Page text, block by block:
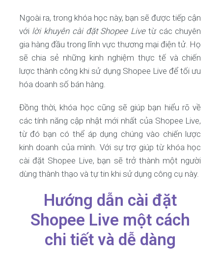
Ngoài ra, trong khóa học này, bạn sẽ được tiếp cận
với lời khuyên cài đặt Shopee Livetừ các chuyên
gia hàng đầu trong lĩnh vực thương mại điện tử. Họ
sẽ chia sẻ những kinh nghiệm thực tế và chiến
lược thành công khi sử dụng Shopee Live để tối ưu
hóa doanh số bán hàng.
Đồng thời, khóa học cũng sẽ giúp bạn hiểu rõ về
các tính năng cập nhật mới nhất của Shopee Live,
từ đó bạn có thể áp dụng chúng vào chiến lược
kinh doanh của mình. Với sự trợ giúp từ khóa học
cài đặt Shopee Live, bạn sẽ trở thành một người
dùng thành thạo và tự tin khi sử dụng công cụ này.
Hướng dẫn cài đặt
Shopee Live một cách
chi tiết và dễ dàng